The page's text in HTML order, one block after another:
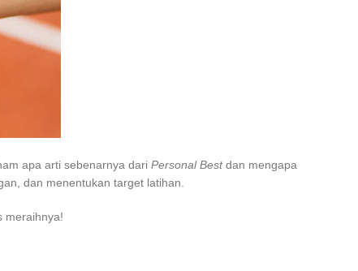
apa arti sebenarnya dari Personal Bestdan mengapa
dan menentukan target latihan.
meraihnya!